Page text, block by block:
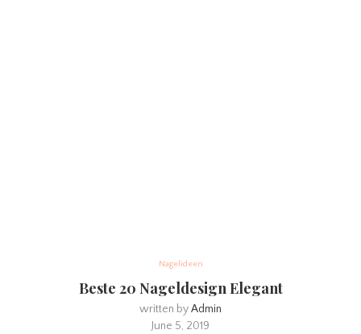
Nagelideen
Beste 20 Nageldesign Elegant
written byAdmin
June 5, 2019